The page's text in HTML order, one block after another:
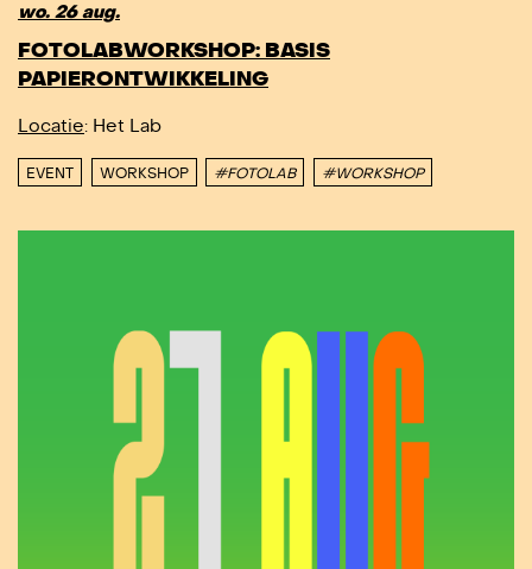
wo. 26 aug.
FOTOLABWORKSHOP: BASIS
PAPIERONTWIKKELING
Locatie: Het Lab
EVENT WORKSHOP #FOTOLAB #WORKSHOP